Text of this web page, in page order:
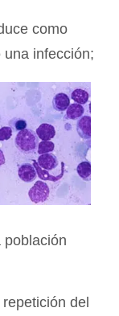
como
infección;
población
del